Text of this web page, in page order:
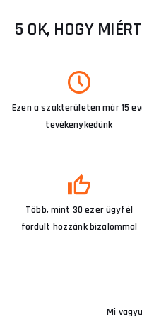
5 OK, HOGY
Ezen a szakterületen már 15
tevékenykedünk
Több, mint 30 ezer ügyfél
fordult hozzánk bizalommal
Mi